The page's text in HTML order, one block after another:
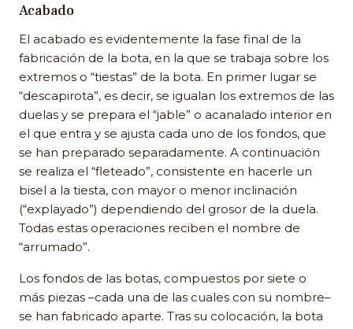
Acabado
El acabado es evidentemente la fase final de la
fabricación de la bota, en la que se trabaja sobre los
extremos o “tiestas” de la bota. En primer lugar se
“descapirota”, es decir, se igualan los extremos de las
duelas y se prepara el “jable” o acanalado interior en
el que entra y se ajusta cada uno de los fondos, que
se han preparado separadamente. A continuación
se realiza el “fleteado”, consistente en hacerle un
bisel a la tiesta, con mayor o menor inclinación
(“explayado”) dependiendo del grosor de la duela.
Todas estas operaciones reciben el nombre de
“arrumado”.
Los fondos de las botas, compuestos por siete o
más piezas –cada una de las cuales con su nombre–
se han fabricado aparte. Tras su colocación, la bota